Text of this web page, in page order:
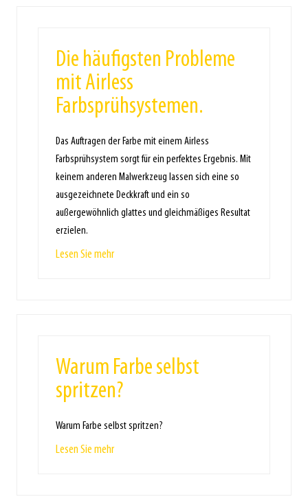
Die häufigsten Probleme
mit Airless
Farbsprühsystemen.
Das Auftragen der Farbe mit einem Airless
Farbsprühsystem sorgt für ein perfektes Ergebnis. Mit
keinem anderen Malwerkzeug lassen sich eine so
ausgezeichnete Deckkraft und ein so
außergewöhnlich glattes und gleichmäßiges Resultat
erzielen.
Lesen Sie mehr
Warum Farbe selbst
spritzen?
Warum Farbe selbst spritzen?
Lesen Sie mehr